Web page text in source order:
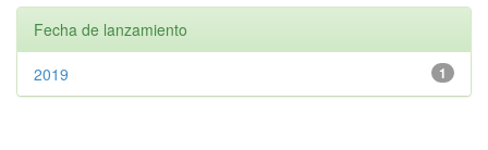
Fecha de lanzamiento
1
2019